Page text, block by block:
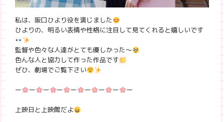
私は、阪口ひより役を演じました
ひよりの、明るい表情や性格に注目して見てくれると嬉しいです
監督や色々な人達がとても優しかった〜
色んな人と協力して作った作品です
ぜひ、劇場でご覧下さい
ー ー ー ー ー ー ー ー ー
上映日と上映館だよ